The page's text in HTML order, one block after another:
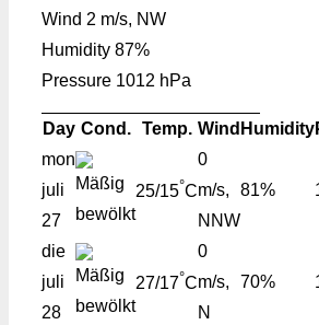
Wind 2 m/s, NW
Humidity 87%
Pressure 1012 hPa
Day Cond. Temp. Wind Humidity
mon
juli
27
25/15°C
0
m/s,
NNW
81%
die
juli
28
27/17°C
0
m/s,
N
70%